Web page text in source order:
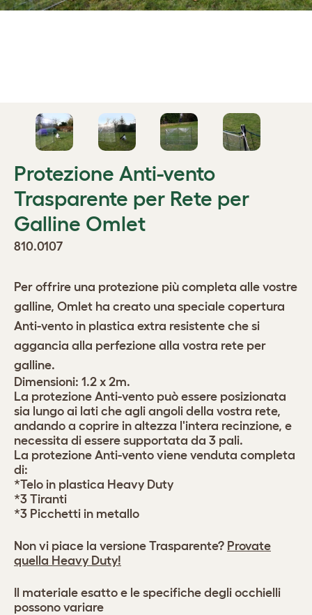
Protezione Anti-vento
Trasparente per Rete per
Galline Omlet
810.0107
Per offrire una protezione più completa alle vostre
galline, Omlet ha creato una speciale copertura
Anti-vento in plastica extra resistente che si
aggancia alla perfezione alla vostra rete per
galline.
Dimensioni: 1.2 x 2m.
La protezione Anti-vento può essere posizionata
sia lungo ai lati che agli angoli della vostra rete,
andando a coprire in altezza l'intera recinzione, e
necessita di essere supportata da 3 pali.
La protezione Anti-vento viene venduta completa
di:
*Telo in plastica Heavy Duty
*3 Tiranti
*3 Picchetti in metallo
Non vi piace la versione Trasparente? Provate
quella Heavy Duty!
Il materiale esatto e le specifiche degli occhielli
possono variare